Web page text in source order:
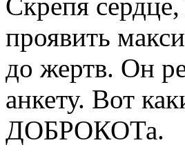
проявить
до жертв. Он
анкету. Вот
ДОБРОКОТа.